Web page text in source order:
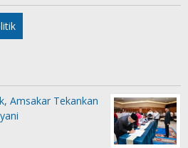
Amsakar Tekankan